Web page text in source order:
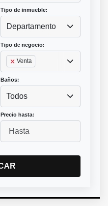
Tipo de inmueble:
Departamento
Tipo de negocio:
Venta
Baños:
Todos
Precio hasta: